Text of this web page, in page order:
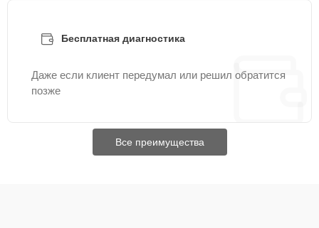
Бесплатная диагностика
Даже если клиент передумал или решил обратится
позже
Все преимущества